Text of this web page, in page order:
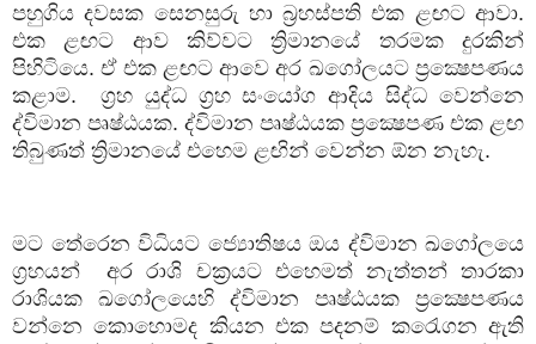
පහුගිය දවසක සෙනසුරු හා බ්‍රහස්පති එක ළඟට ආවා.
එක ළඟට ආව කිව්වට ත්‍රිමානයේ තරමක දුරකින්
පිහිටියෙ. ඒ එක ළඟට ආවෙ අර ඛගෝලයට ප්‍රක්‍ෂෙපණය
කළාම.
ග්‍රහ යුද්ධ ග්‍රහ සංයෝග ආදිය සිද්ධ වෙන්නෙ
ද්විමාන පෘෂ්ඨයක. ද්විමාන පෘෂ්ඨයක ප්‍රක්‍ෂෙපණ එක ළඟ
තිබුණත් ත්‍රිමානයේ එහෙම ළඟින් වෙන්න ඕන නැහැ.
මට තේරෙන විධියට ජ්‍යොතිෂය ඔය ද්විමාන ඛගෝලයෙ
ග්‍රහයන්
අර රාශි චක්‍රයට එහෙමත් නැත්තන් තාරකා
රාශියක ඛගෝලයෙහි ද්විමාන පෘෂ්ඨයක ප්‍රක්‍ෂෙපණය
වන්නෙ කොහොමද කියන එක පදනම් කරෙැගන ඇති